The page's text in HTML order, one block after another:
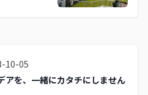
10-05
アを、一緒にカタチにしません